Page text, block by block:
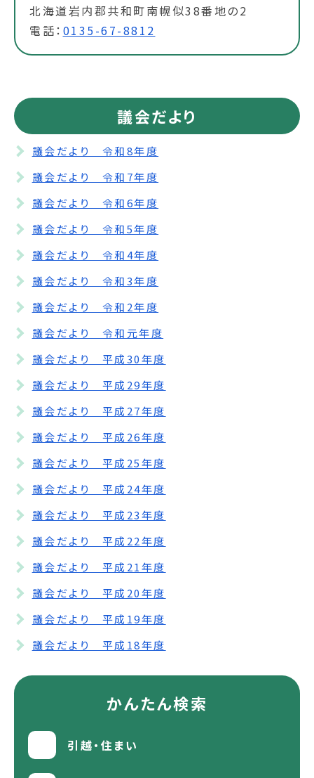
北海道岩内郡共和町南幌似38番地の2
電話： 0135-67-8812
議会だより
議会だより 令和8年度
議会だより 令和7年度
議会だより 令和6年度
議会だより 令和5年度
議会だより 令和4年度
議会だより 令和3年度
議会だより 令和2年度
議会だより 令和元年度
議会だより 平成30年度
議会だより 平成29年度
議会だより 平成27年度
議会だより 平成26年度
議会だより 平成25年度
議会だより 平成24年度
議会だより 平成23年度
議会だより 平成22年度
議会だより 平成21年度
議会だより 平成20年度
議会だより 平成19年度
議会だより 平成18年度
かんたん検索
引越・住まい